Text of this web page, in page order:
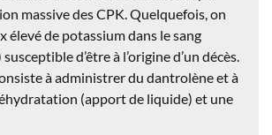
massive des CPK. Quelquefois, on
élevé de potassium dans le sang
d’être à l’origine d’un décès.
à administrer du dantrolène et à
(apport de liquide) et une